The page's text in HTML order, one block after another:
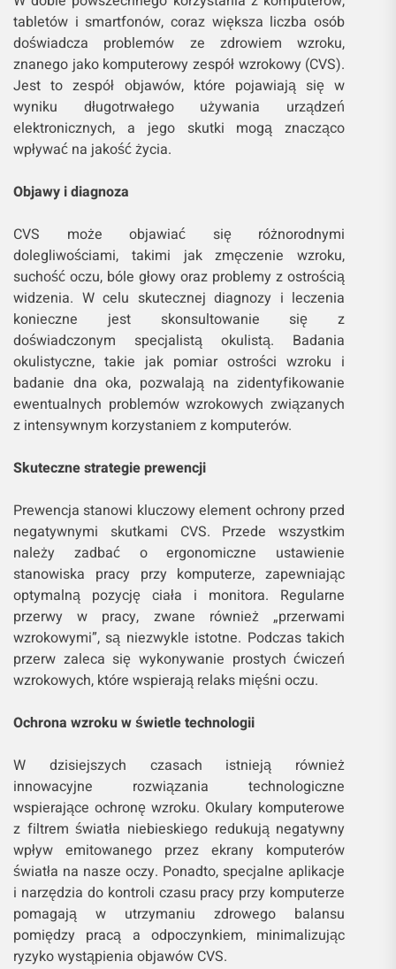
tabletów i smartfonów, coraz większa liczba osób
doświadcza problemów ze zdrowiem wzroku,
znanego jako komputerowy zespół wzrokowy (CVS).
Jest to zespół objawów, które pojawiają się w
wyniku długotrwałego używania urządzeń
elektronicznych, a jego skutki mogą znacząco
wpływać na jakość życia.
Objawy i diagnoza
CVS może objawiać się różnorodnymi
dolegliwościami, takimi jak zmęczenie wzroku,
suchość oczu, bóle głowy oraz problemy z ostrością
widzenia. W celu skutecznej diagnozy i leczenia
konieczne jest skonsultowanie się z
doświadczonym specjalistą okulistą. Badania
okulistyczne, takie jak pomiar ostrości wzroku i
badanie dna oka, pozwalają na zidentyfikowanie
ewentualnych problemów wzrokowych związanych
z intensywnym korzystaniem z komputerów.
Skuteczne strategie prewencji
Prewencja stanowi kluczowy element ochrony przed
negatywnymi skutkami CVS. Przede wszystkim
należy zadbać o ergonomiczne ustawienie
stanowiska pracy przy komputerze, zapewniając
optymalną pozycję ciała i monitora. Regularne
przerwy w pracy, zwane również „przerwami
wzrokowymi”, są niezwykle istotne. Podczas takich
przerw zaleca się wykonywanie prostych ćwiczeń
wzrokowych, które wspierają relaks mięśni oczu.
Ochrona wzroku w świetle technologii
W dzisiejszych czasach istnieją również
innowacyjne rozwiązania technologiczne
wspierające ochronę wzroku. Okulary komputerowe
z filtrem światła niebieskiego redukują negatywny
wpływ emitowanego przez ekrany komputerów
światła na nasze oczy. Ponadto, specjalne aplikacje
i narzędzia do kontroli czasu pracy przy komputerze
pomagają w utrzymaniu zdrowego balansu
pomiędzy pracą a odpoczynkiem, minimalizując
ryzyko wystąpienia objawów CVS.